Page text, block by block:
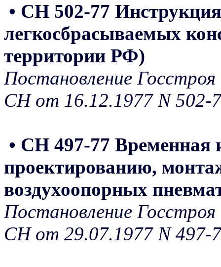
• СН 502-77
легкосбрасываемых
территории РФ)
Постановление
СН от 16.12.1977 N 502-
• СН 497-77 Временная
проектированию,
воздухоопорных
Постановление
СН от 29.07.1977 N 497-